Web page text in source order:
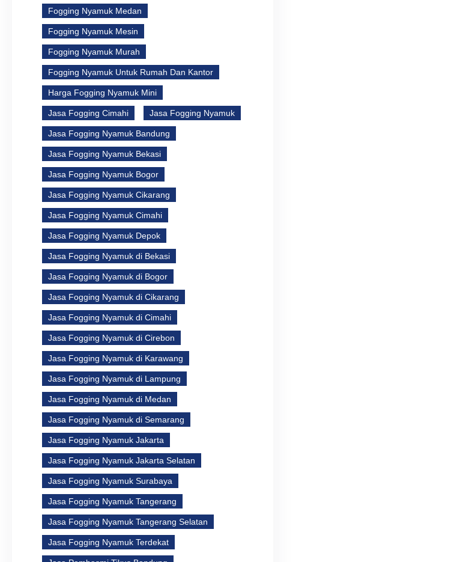
Fogging Nyamuk Medan
Fogging Nyamuk Mesin
Fogging Nyamuk Murah
Fogging Nyamuk Untuk Rumah Dan Kantor
Harga Fogging Nyamuk Mini
Jasa Fogging Cimahi Jasa Fogging Nyamuk
Jasa Fogging Nyamuk Bandung
Jasa Fogging Nyamuk Bekasi
Jasa Fogging Nyamuk Bogor
Jasa Fogging Nyamuk Cikarang
Jasa Fogging Nyamuk Cimahi
Jasa Fogging Nyamuk Depok
Jasa Fogging Nyamuk di Bekasi
Jasa Fogging Nyamuk di Bogor
Jasa Fogging Nyamuk di Cikarang
Jasa Fogging Nyamuk di Cimahi
Jasa Fogging Nyamuk di Cirebon
Jasa Fogging Nyamuk di Karawang
Jasa Fogging Nyamuk di Lampung
Jasa Fogging Nyamuk di Medan
Jasa Fogging Nyamuk di Semarang
Jasa Fogging Nyamuk Jakarta
Jasa Fogging Nyamuk Jakarta Selatan
Jasa Fogging Nyamuk Surabaya
Jasa Fogging Nyamuk Tangerang
Jasa Fogging Nyamuk Tangerang Selatan
Jasa Fogging Nyamuk Terdekat